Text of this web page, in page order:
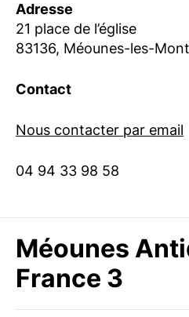
Adresse
21 place de l’église
83136, Méounes-les-
Contact
Nous contacter par email
04 94 33 98 58
Méounes
France 3